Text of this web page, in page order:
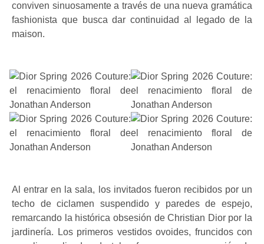
conviven sinuosamente a través de una nueva gramática
fashionista que busca dar continuidad al legado de la
maison.
Al entrar en la sala, los invitados fueron recibidos por un
techo de ciclamen suspendido y paredes de espejo,
remarcando la histórica obsesión de Christian Dior por la
jardinería. Los primeros vestidos ovoides, fruncidos con